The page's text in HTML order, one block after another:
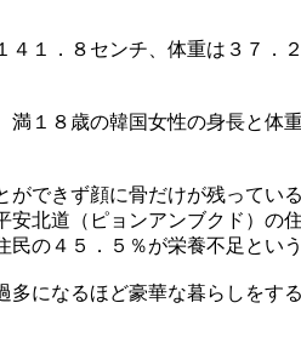
１．８センチ、体重は３７．
１８歳の韓国女性の身長と
できず顔に骨だけが残って
北道（ピョンアンブクド）
の４５．５％が栄養不足という
になるほど豪華な暮らしを